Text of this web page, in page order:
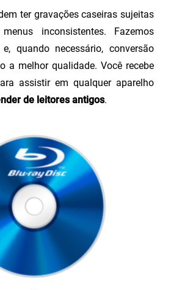
ter gravações caseiras sujeitas
inconsistentes. Fazemos
quando necessário, conversão
a melhor qualidade. Você recebe
assistir em qualquer aparelho
de leitores antigos.